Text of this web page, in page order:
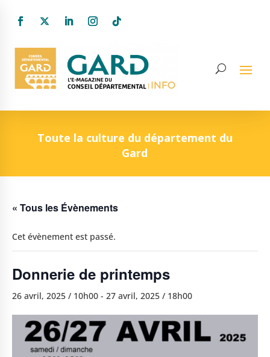
Toute la culture du département du
Gard
« Tous les Évènements
Cet évènement est passé.
Donnerie de printemps
26 avril, 2025 / 10h00 - 27 avril, 2025 / 18h00